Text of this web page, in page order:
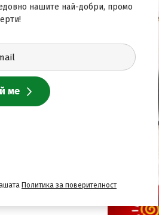
се за най-добрите оферти
нашите най-добри, промо
Политика за поверителност